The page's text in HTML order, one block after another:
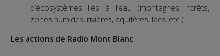
d’écosystèmes liés à l’eau (montagnes, forêts,
zones humides, rivières, aquifères, lacs, etc.)
Les actions de Radio Mont Blanc